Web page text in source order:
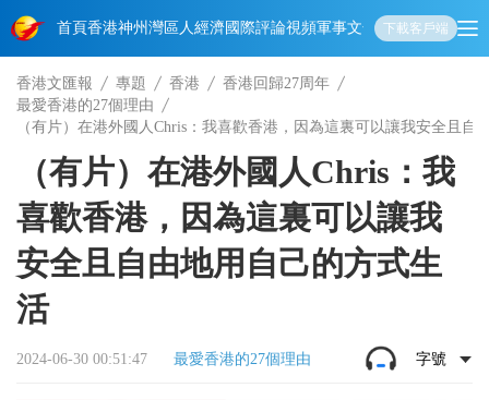
首頁香港神州 灣區人經濟國際評論視頻軍事文化 娛樂生活教育體
下載客戶端
香港文匯報 專題 香港
香港回歸27周年
最愛香港的27個理由
（有片）在港外國人Chris：我喜歡香港，因為這裏可以讓我安全且自
（有片）在港外國人Chris：我
喜歡香港，因為這裏可以讓我
安全且自由地用自己的方式生
活
2024-06-30 00:51:47 最愛香港的27個理由 字號